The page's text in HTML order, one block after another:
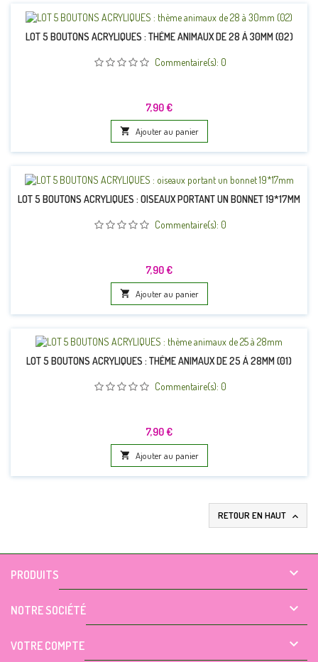
LOT 5 BOUTONS ACRYLIQUES : THÈME ANIMAUX DE 28 À 30MM (02)
Commentaire(s): 0
Prix
7,90 €
 Ajouter au panier
LOT 5 BOUTONS ACRYLIQUES : OISEAUX PORTANT UN BONNET 19*17MM
Commentaire(s): 0
Prix
7,90 €
 Ajouter au panier
LOT 5 BOUTONS ACRYLIQUES : THÈME ANIMAUX DE 25 À 28MM (01)
Commentaire(s): 0
Prix
7,90 €
 Ajouter au panier
RETOUR EN HAUT 
PRODUITS 
NOTRE SOCIÉTÉ 
VOTRE COMPTE 